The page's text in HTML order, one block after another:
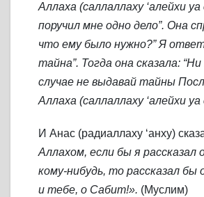
Аллаха (саллаллаху ‘алейхи
поручил мне одно дело”. Она
что ему было нужно?” Я
тайна”. Тогда она сказала:
случае не выдавай тайны
Аллаха (саллаллаху ‘алейхи уа
И Анас (радиаллаху ‘анху)
Аллахом, если бы я рассказал
кому-нибудь, то рассказал бы
и тебе, о Сабит!». (Муслим)